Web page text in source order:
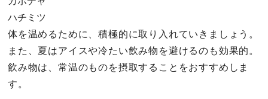
ハチミツ
体を温めるために、積極的に取り入れていきましょう。
また、夏はアイスや冷たい飲み物を避けるのも効果的。
飲み物は、常温のものを摂取することをおすすめしま
す。